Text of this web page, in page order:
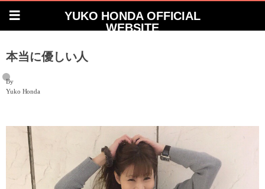
YUKO HONDA OFFICIAL
WEBSITE
本当に優しい人
By
Yuko Honda